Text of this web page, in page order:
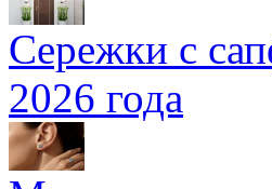
Сережки с
2026 года